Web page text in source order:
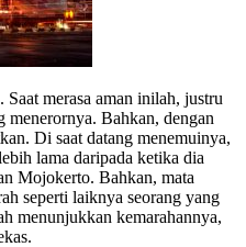
merasa aman inilah, justru
menerornya. Bahkan, dengan
Di saat datang menemuinya,
lama daripada ketika dia
Mojokerto. Bahkan, mata
seperti laiknya seorang yang
menunjukkan kemarahannya,